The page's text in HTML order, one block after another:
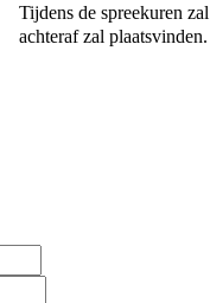
Tijdens de spreekuren
achteraf zal plaatsvinden.